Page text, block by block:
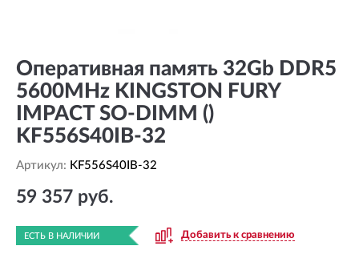
Оперативная память 32Gb DDR5
5600MHz KINGSTON FURY
IMPACT SO-DIMM ()
KF556S40IB-32
Артикул: KF556S40IB-32
59 357 руб.
ЕСТЬ В НАЛИЧИИ Добавить к сравнению